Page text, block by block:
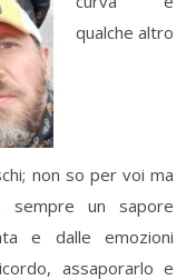
qualche altro
non so per voi ma
un sapore
e dalle emozioni
assaporarlo e